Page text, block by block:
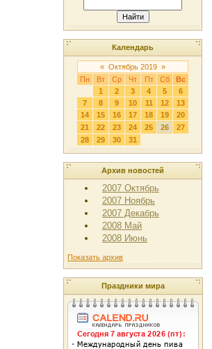
Календарь
« Октябрь 2019 »
Пн
Вт Ср Чт Пт Сб
Вс
1
2 3 4 5
6
7
8 9 10 11 12
13
14
15 16 17 18 19
20
21
22 23 24 25 26
27
28
29 30 31
Архив новостей
2007 Октябрь
2007 Ноябрь
2007 Декабрь
2008 Май
2008 Июнь
Показать архив
Праздники мира